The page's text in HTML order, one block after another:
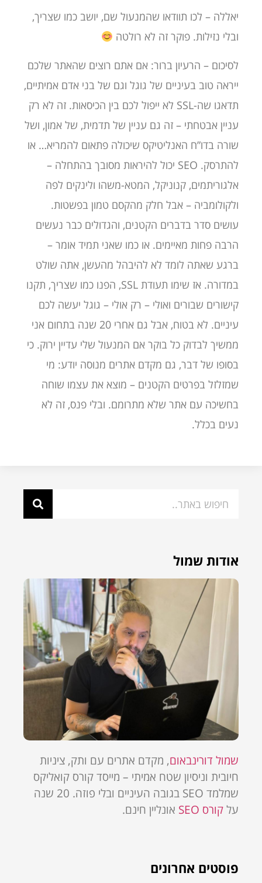
יאללה – לכו תוודאו שהמנעול שם, יושב כמו שצריך,
ובלי נזילות. פוקר זה לא רולטה
לסיכום – הרעיון ברור: אם אתם רוצים שהאתר שלכם
ייראה טוב בעיניים של גוגל וגם של בני אדם אמיתיים,
תדאגו שה-SSL לא ייפול לכם בין הכיסאות. זה לא רק
עניין אבטחתי – זה גם עניין של תדמית, של אמון, ושל
שורה בדו”ח האנליטיקס שיכולה פתאום להמריא… או
להתרסק. SEO יכול להיראות מסובך בהתחלה –
אלגוריתמים, קנוניקל, המטא-משהו ולינקים לפה
ולקולומביה – אבל חלק מהקסם טמון בפשטות.
עושים סדר בדברים הקטנים, והגדולים כבר נעשים
הרבה פחות מאיימים. או כמו שאני תמיד אומר –
ברגע שאתה לומד לא להיבהל מהעשן, אתה שולט
במדורה. אז שימו תעודת SSL, הפנו כמו שצריך, תקנו
קישורים שבורים ואולי – רק אולי – גוגל יעשה לכם
עיניים. לא בטוח, אבל גם אחרי 20 שנה בתחום אני
ממשיך לבדוק כל בוקר אם המנעול שלי עדיין ירוק. כי
בסופו של דבר, גם מקדם אתרים מנוסה יודע: מי
שמזלזל בפרטים הקטנים – מוצא את עצמו שוחה
בחשיכה עם אתר שלא מתרומם. ובלי פנס, זה לא
נעים בכלל.
אודות שמול
שמול דורינבאום, מקדם אתרים עם ותק, ציניות
חיובית וניסיון שטח אמיתי – מייסד קורס קואליקס
שמלמד SEO בגובה העיניים ובלי פוזה. 20 שנה
עלקורס SEO אונליין חינם.
פוסטים אחרונים